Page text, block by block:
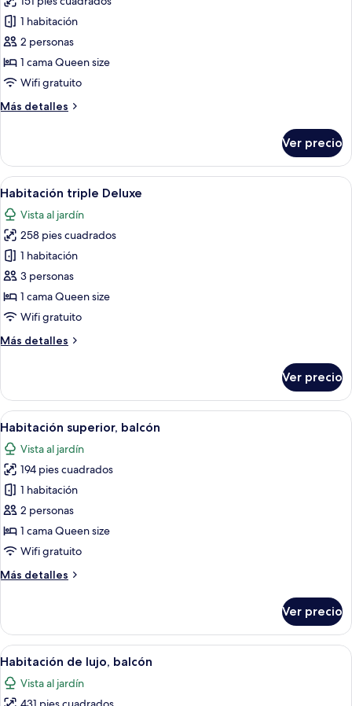
fotos
de
Habitación
superior
1 habitación
2 personas
1 cama Queen size
Wifi gratuito
Más detalles
Más
superior
Ver precio
Abrir
todas
las
fotos
de
Habitación
triple
Deluxe
Habitación de hotel con una cama
17
Habitación triple Deluxe
Vista al jardín
258 pies cuadrados
1 habitación
3 personas
1 cama Queen size
Wifi gratuito
Más detalles
Más
triple
Deluxe
Ver precio
Abrir
todas
las
fotos
de
Habitación
superior,
balcón
Un dormitorio con cama, dos
25
Habitación superior, balcón
Vista al jardín
194 pies cuadrados
1 habitación
2 personas
1 cama Queen size
Wifi gratuito
Más detalles
Más
superior,
balcón
Ver precio
Abrir
todas
las
Habitación de hotel con una cama
13
Habitación de lujo, balcón
Vista al jardín